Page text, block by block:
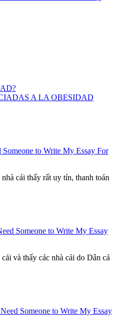
A LA OBESIDAD
Someone to Write My Essay For
cái thấy rất uy tín, thanh toán
Someone to Write My Essay
và thấy các nhà cái do Dân cá
Someone to Write My Essay